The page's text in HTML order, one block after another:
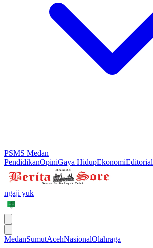
PSMS Medan
PendidikanOpiniGaya HidupEkonomiEditorial
ngaji yuk
MedanSumutAcehNasionalOlahraga